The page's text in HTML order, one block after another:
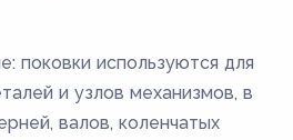
поковки используются для
и узлов механизмов, в
валов, коленчатых